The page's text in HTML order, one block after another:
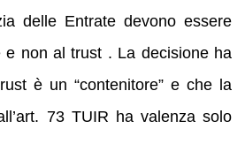
delle Entrate devono essere
e non al trust . La decisione ha
è un “contenitore” e che la
73 TUIR ha valenza solo